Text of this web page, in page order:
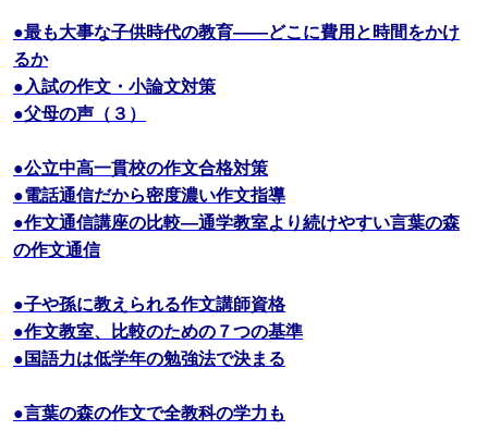
●最も大事な子供時代の教育――どこに費用と時間をかけ
るか
●入試の作文・小論文対策
●父母の声（３）
●公立中高一貫校の作文合格対策
●電話通信だから密度濃い作文指導
●作文通信講座の比較―通学教室より続けやすい言葉の森
の作文通信
●子や孫に教えられる作文講師資格
●作文教室、比較のための７つの基準
●国語力は低学年の勉強法で決まる
●言葉の森の作文で全教科の学力も